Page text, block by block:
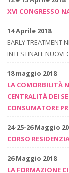
XVI CONGRESSO
14 Aprile 2018
EARLY TREATMENT
INTESTINALI: NUOVI
18 maggio 2018
LA COMORBILITÀ
CENTRALITÀ DEI
CONSUMATORE
24-25-26 Maggio
CORSO
26 Maggio 2018
LA FORMAZIONE